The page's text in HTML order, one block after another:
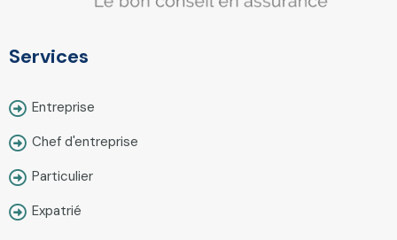
Services
Entreprise
Chef d'entreprise
Particulier
Expatrié